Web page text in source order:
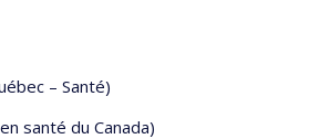
– Santé)
santé du Canada)